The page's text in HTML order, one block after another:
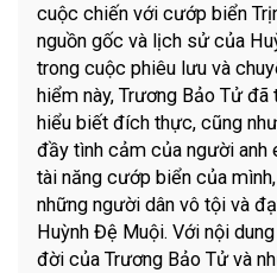
cuộc chiến với cướp biển
nguồn gốc và lịch sử của
trong cuộc phiêu lưu và
hiểm này, Trương Bảo Tử
hiểu biết đích thực, cũng
đầy tình cảm của người anh
tài năng cướp biển của
những người dân vô tội và
Huỳnh Đệ Muội. Với nội
đời của Trương Bảo Tử và